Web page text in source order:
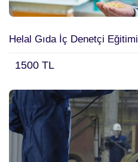
Helal Gıda İç Denetçi Eğitimi
1500 TL